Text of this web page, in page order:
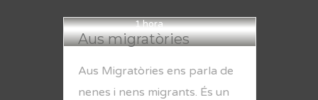
1 hora
Aus migratòries
Aus Migratòries ens parla de
nenes i nens migrants. És un